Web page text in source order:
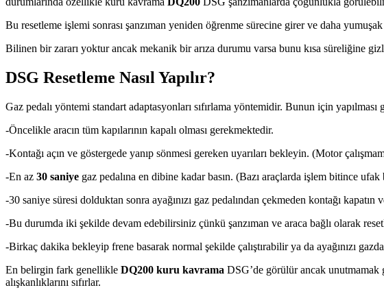
Bu resetleme işlemi sonrası şanzıman yeniden öğrenme sürecine girer ve daha
Bilinen bir zararı yoktur ancak mekanik bir arıza durumu varsa bunu kısa süreliğine
DSG Resetleme Nasıl Yapılır?
Gaz pedalı yöntemi standart adaptasyonları sıfırlama yöntemidir. Bunun için yapılması
-Öncelikle aracın tüm kapılarının kapalı olması gerekmektedir.
-Kontağı açın ve göstergede yanıp sönmesi gereken uyarıları bekleyin. (Motor
-En az 30 saniye gaz pedalına en dibine kadar basın. (Bazı araçlarda işlem bitince
-30 saniye süresi dolduktan sonra ayağınızı gaz pedalından çekmeden kontağı kapatın
-Bu durumda iki şekilde devam edebilirsiniz çünkü şanzıman ve araca bağlı olarak
-Birkaç dakika bekleyip frene basarak normal şekilde çalıştırabilir ya da ayağınızı
En belirgin fark genellikle DQ200 kuru kavrama DSG’de görülür ancak
alışkanlıklarını sıfırlar.